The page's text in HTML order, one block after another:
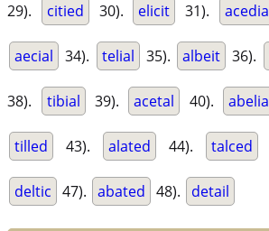
29). citied 30). elicit 31). acedia
aecial 34). telial 35). albeit 36).
38). tibial 39). acetal 40). abelia
tilled 43). alated 44). talced
deltic 47). abated 48). detail